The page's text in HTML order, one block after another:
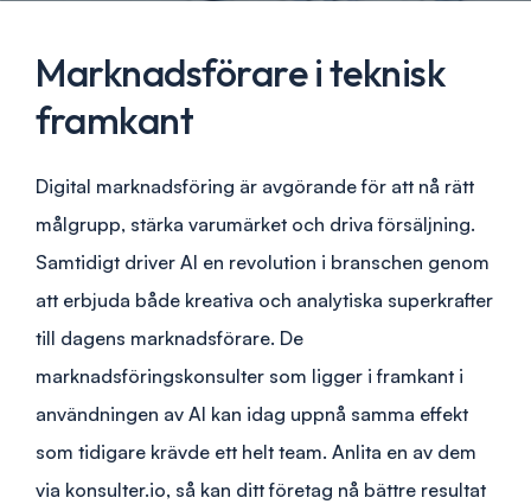
Marknadsförare i teknisk
framkant
Digital marknadsföring är avgörande för att nå rätt
målgrupp, stärka varumärket och driva försäljning.
Samtidigt driver AI en revolution i branschen genom
att erbjuda både kreativa och analytiska superkrafter
till dagens marknadsförare. De
marknadsföringskonsulter som ligger i framkant i
användningen av AI kan idag uppnå samma effekt
som tidigare krävde ett helt team. Anlita en av dem
via konsulter.io, så kan ditt företag nå bättre resultat